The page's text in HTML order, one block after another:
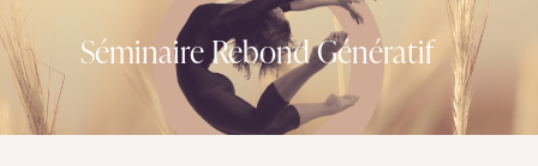
Séminaire Rebond Génératif